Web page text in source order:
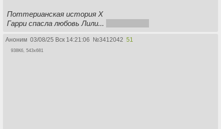
Поттерианская история X
Гарри спасла любовь Лили...
Аноним 03/08/25 Вск 14:21:06 №3412042 51
938Кб, 543x681